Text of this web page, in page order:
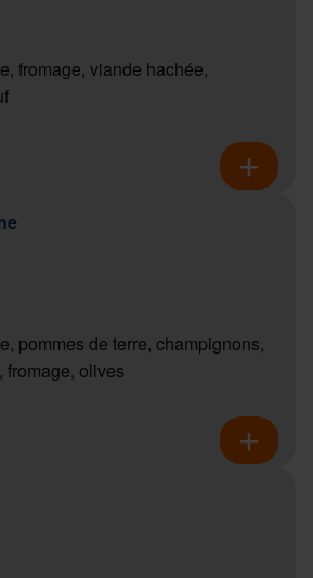
fromage, viande hachée,
pommes de terre, champignons,
fromage, olives